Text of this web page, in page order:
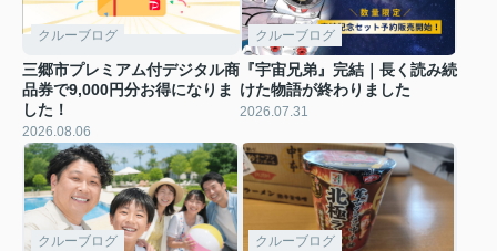
クルーブログ
三郷市プレミアム付デジタル商
品券で9,000円分お得になりま
した！
2026.08.06
クルーブログ
『宇宙兄弟』完結｜長く読み続
けた物語が終わりました
2026.07.31
クルーブログ クルーブログ